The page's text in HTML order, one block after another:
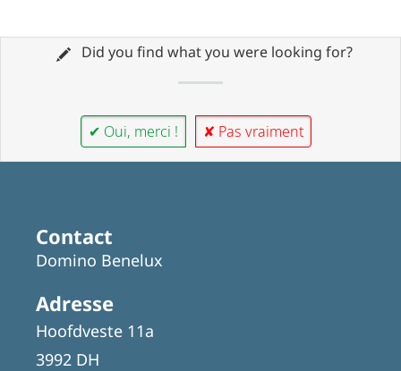
Did you find what you were looking for?
✔ Oui, merci ! ✘ Pas vraiment
Contact
Domino Benelux
Adresse
Hoofdveste 11a
3992 DH